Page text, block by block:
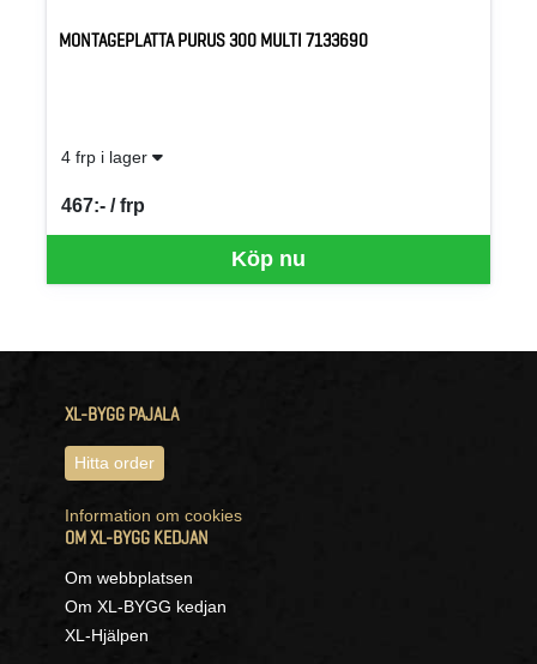
MONTAGEPLATTA PURUS 300 MULTI 7133690
4 frp i lager
Köp nu
467:- / frp
SEK per FRP
XL-BYGG PAJALA
Hitta order
Information om cookies
OM XL-BYGG KEDJAN
Om webbplatsen
Om XL-BYGG kedjan
XL-Hjälpen